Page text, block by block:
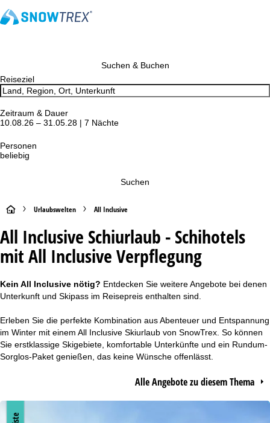
Suchen & Buchen
Reiseziel
Zeitraum & Dauer
10.08.26 – 31.05.28 | 7 Nächte
Personen
beliebig
Suchen
S
t
a
r
s
e
Urlaubswelten All Inclusive
All Inclusive Schiurlaub - Schihotels
mit All Inclusive Verpflegung
Kein All Inclusive nötig? Entdecken Sie weitere Angebote bei denen
Unterkunft und Skipass im Reisepreis enthalten sind.
Erleben Sie die perfekte Kombination aus Abenteuer und Entspannung
im Winter mit einem All Inclusive Skiurlaub von SnowTrex. So können
Sie erstklassige Skigebiete, komfortable Unterkünfte und ein Rundum-
Sorglos-Paket genießen, das keine Wünsche offenlässt.
Alle Angebote zu diesem Thema